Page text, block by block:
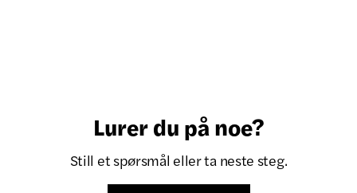
Lurer du på noe?
Still et spørsmål eller ta neste steg.